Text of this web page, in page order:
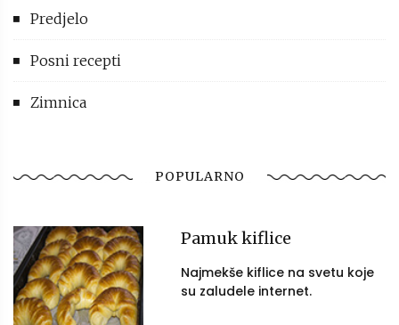
Predjelo
Posni recepti
Zimnica
POPULARNO
Pamuk kiflice
Najmekše kiflice na svetu koje
su zaludele internet.